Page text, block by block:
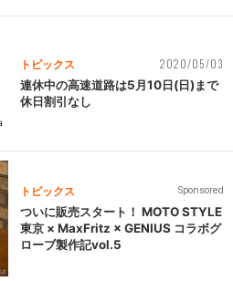
トピックス 2020/05/03
連休中の高速道路は5月10日(日)まで
休日割引なし
トピックス Sponsored
ついに販売スタート！ MOTO STYLE
東京 × MaxFritz × GENIUS コラボグ
ローブ製作記vol.5